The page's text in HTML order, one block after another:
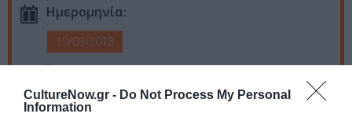
CultureNow.gr - Do Not Process My Personal
Information
Ημερομηνία:
19/03/2018
Ώρα: 18:00
Τοποθεσία: